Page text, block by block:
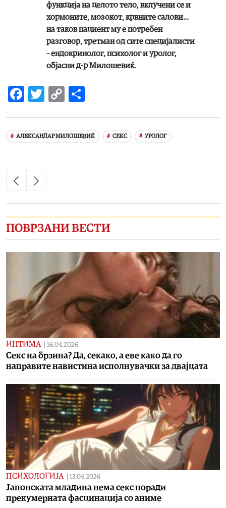
функција на целото тело, вклучени се и
хормоните, мозокот, крвните садови…
на таков пациент му е потребен
разговор, третман од сите специјалисти
– ендокринолог, психолог и уролог,
објасни д-р Милошевиќ.
Facebook
Twitter
Copy
АЛЕКСАНДАР МИЛОШЕВИЌ СЕКС УРОЛОГ
ПОВРЗАНИ ВЕСТИ
ИНТИМА 16.04.2026
Секс на брзина? Да, секако, а еве како да го
направите навистина исполнувачки за двајцата
ПСИХОЛОГИЈА 13.04.2026
Јапонската младина нема секс поради
прекумерната фасцинација со аниме